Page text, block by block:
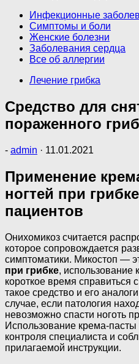
Инфекционные
Симптомы и боли
Женские болезни
Заболевания сердца
Все об аллергии
Лечение грибка
Средство для
пораженного
- admin · 11.01.2021
Применение
ногтей при
пациентов
Онихомикоз считается
которое сопровождается
симптоматики. Микостоп —
при грибке, использование
короткое время справиться
такое средство и его
случае, если патология
невозможно спасти ноготь
Использование крема-пасты
контроля специалиста и
прилагаемой инструкции.